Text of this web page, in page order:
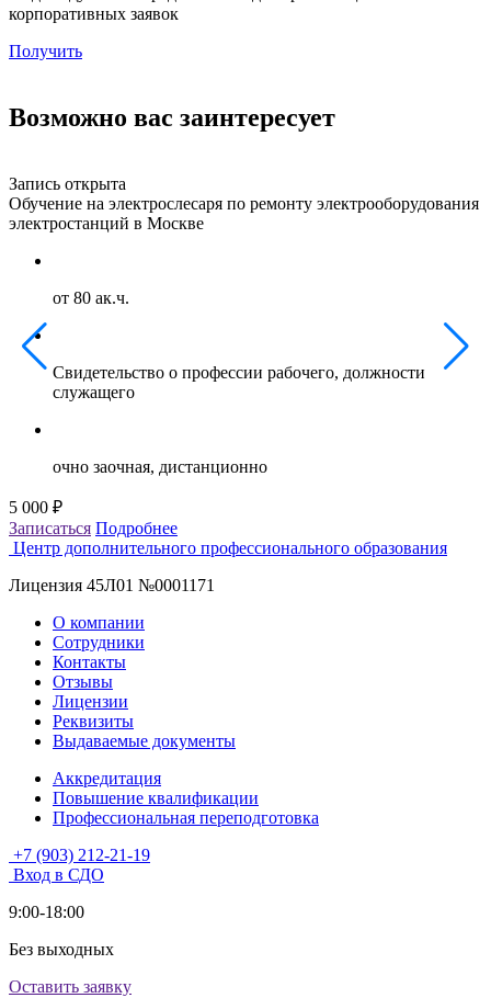
корпоративных заявок
Получить
Возможно вас заинтересует
Запись открыта
Обучение на электрослесаря по ремонту электрооборудования
электростанций в Москве
от 80 ак.ч.
Свидетельство о профессии рабочего, должности
служащего
очно заочная, дистанционно
5 000 ₽
Записаться Подробнее
Центр дополнительного профессионального образования
Лицензия 45Л01 №0001171
О компании
Сотрудники
Контакты
Отзывы
Лицензии
Реквизиты
Выдаваемые документы
Аккредитация
Повышение квалификации
Профессиональная переподготовка
+7 (903) 212-21-19
Вход в СДО
9:00-18:00
Без выходных
Оставить заявку